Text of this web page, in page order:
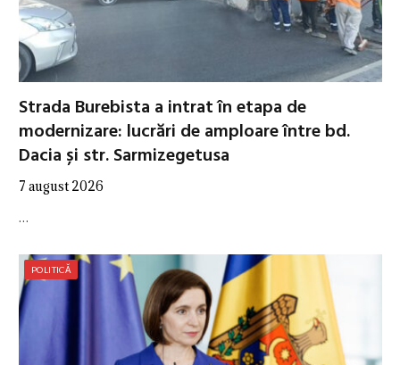
Strada Burebista a intrat în etapa de
modernizare: lucrări de amploare între bd.
Dacia și str. Sarmizegetusa
7 august 2026
…
POLITICĂ